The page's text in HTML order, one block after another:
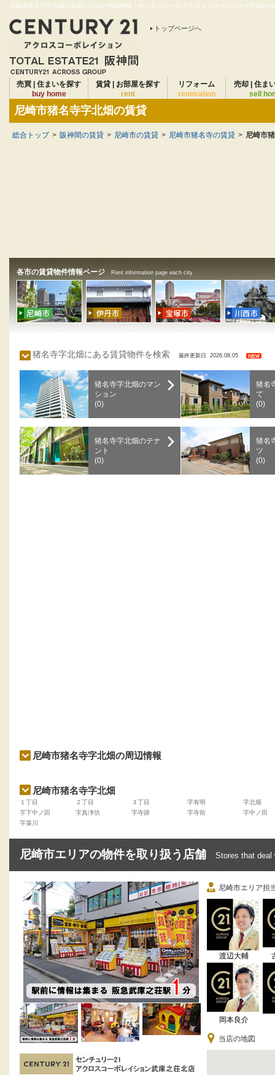
尼崎市猪名寺字北畑の賃貸のための地域情報｜センチュリー21アクロスグループは仲介実績28
トップページへ
売買 | 住まいを探す
buy home
賃貸 | お部屋を探す
rent
リフォーム
renovation
売却 | 住ま
sell
尼崎市猪名寺字北畑の賃貸
総合トップ > 阪神間の賃貸 > 尼崎市の賃貸 > 尼崎市猪名寺の賃貸 > 尼崎市
各市の賃貸物件情報ページ Rent information page each city
猪名寺字北畑にある賃貸物件を検索 最終更新日 2026.08.05
猪名寺字北畑のマン
ション
(0)
猪名
て
(0)
猪名寺字北畑のテナ
ント
(0)
猪名
ツ
(0)
尼崎市猪名寺字北畑の周辺情報
尼崎市猪名寺字北畑
１丁目 ２丁目 ３丁目 字有明
字北畑
字下中ノ田
字真浄坊 字寺跡 字寺前
字中ノ田
字藻川
尼崎市エリアの物件を取り扱う店舗 Stores that deal
尼崎市エリア担
渡辺大輔
岡本良介
当店の地図